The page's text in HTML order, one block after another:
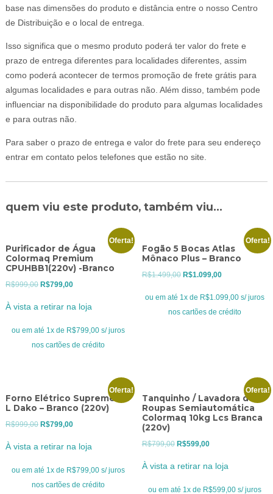
base nas dimensões do produto e distância entre o nosso Centro
de Distribuição e o local de entrega.
Isso significa que o mesmo produto poderá ter valor do frete e
prazo de entrega diferentes para localidades diferentes, assim
como poderá acontecer de termos promoção de frete grátis para
algumas localidades e para outras não. Além disso, também pode
influenciar na disponibilidade do produto para algumas localidades
e para outras não.
Para saber o prazo de entrega e valor do frete para seu endereço
entrar em contato pelos telefones que estão no site.
quem viu este produto, também viu...
Oferta!
Purificador de Água
Colormaq Premium
CPUHBB1(220v) -Branco
R$999,00 O
era:
R$999,00.
R$799,00O
atual
é:
R$799,00.
À vista a retirar na loja
ou em até 1x de R$799,00 s/ juros
nos cartões de crédito
Oferta!
Fogão 5 Bocas Atlas
Mônaco Plus – Branco
R$1.499,00 O
R$1.099,00O
atual
ou em até 1x de R$1.099,00 s/ juros
nos cartões de crédito
Oferta!
Forno Elétrico Supreme 44
L Dako – Branco (220v)
R$999,00 O
era:
R$999,00.
R$799,00O
atual
é:
R$799,00.
À vista a retirar na loja
ou em até 1x de R$799,00 s/ juros
nos cartões de crédito
Oferta!
Tanquinho / Lavadora de
Roupas Semiautomática
Colormaq 10kg Lcs Branca
(220v)
R$799,00 O
era:
R$599,00O
atual
é:
À vista a retirar na loja
ou em até 1x de R$599,00 s/ juros